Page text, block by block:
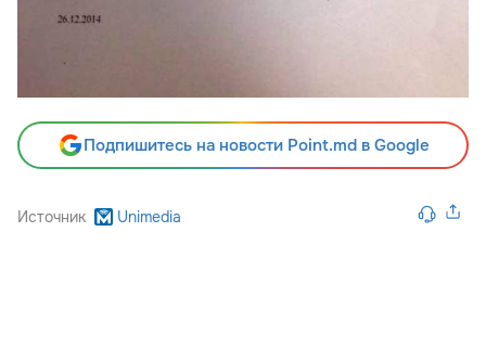
Подпишитесь на новости Point.md в Google
Источник Unimedia